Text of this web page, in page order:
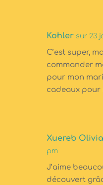
Kohler sur 23
C’est super,
commander
pour mon
cadeaux pour
Xuereb Olivia
pm
J’aime
découvert